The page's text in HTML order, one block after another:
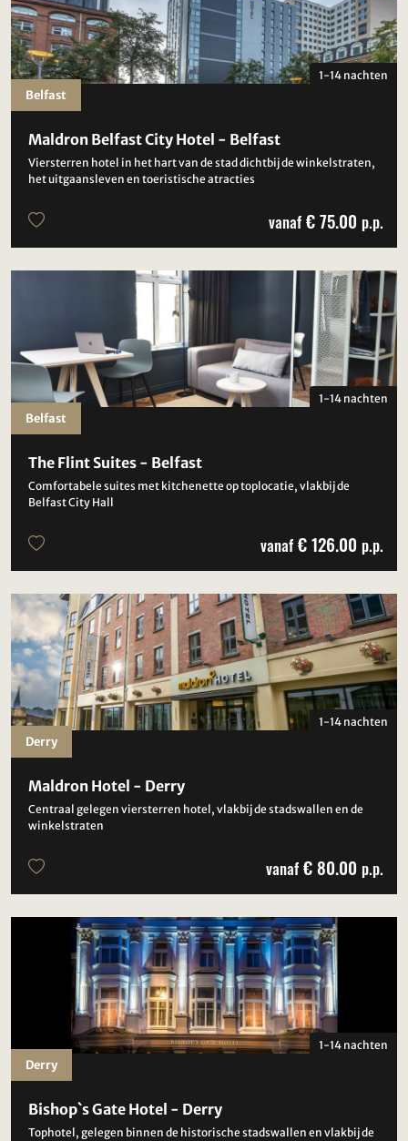
Maldron Belfast City Hotel - Belfast
Viersterren hotel in het hart van de stad dichtbij de winkelstraten,
het uitgaansleven en toeristische atracties
1-14 nachten
vanaf € 75.00 p.p.
Belfast
The Flint Suites - Belfast
Comfortabele suites met kitchenette op toplocatie, vlakbij de
Belfast City Hall
1-14 nachten
vanaf € 126.00 p.p.
Belfast
Maldron Hotel - Derry
Centraal gelegen viersterren hotel, vlakbij de stadswallen en de
winkelstraten
1-14 nachten
vanaf € 80.00 p.p.
Derry
Bishop`s Gate Hotel - Derry
Tophotel, gelegen binnen de historische stadswallen en vlakbij de
1-14 nachten
Derry